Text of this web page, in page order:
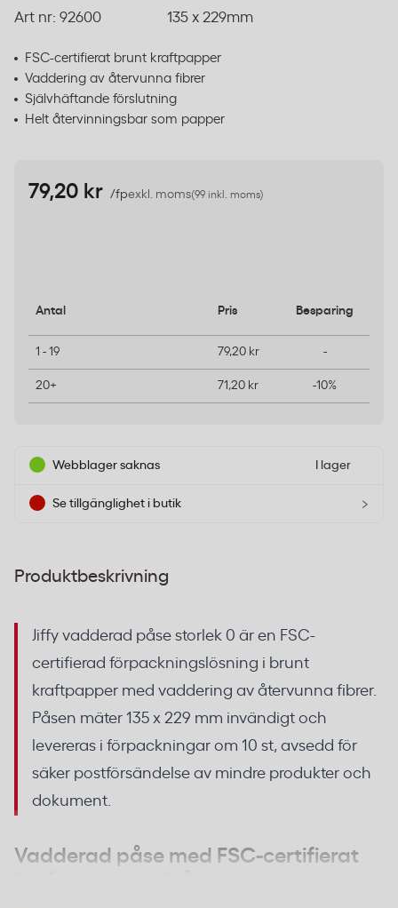
Art nr: 92600 135 x 229mm
FSC-certifierat brunt kraftpapper
Vaddering av återvunna fibrer
Självhäftande förslutning
Helt återvinningsbar som papper
79,20 kr /fpexkl. moms(99 inkl. moms)
Antal Pris Besparing
1 - 19 79,20 kr -
20+ 71,20 kr -10%
Webblager saknas I lager
Se tillgänglighet i butik ›
Produktbeskrivning
Jiffy vadderad påse storlek 0 är en FSC-
certifierad förpackningslösning i brunt
kraftpapper med vaddering av återvunna fibrer.
Påsen mäter 135 x 229 mm invändigt och
levereras i förpackningar om 10 st, avsedd för
säker postförsändelse av mindre produkter och
dokument.
Vadderad påse med FSC-certifierat